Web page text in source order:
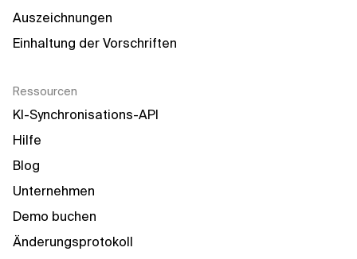
Auszeichnungen
Einhaltung der Vorschriften
Ressourcen
KI-Synchronisations-API
Hilfe
Blog
Unternehmen
Demo buchen
Änderungsprotokoll